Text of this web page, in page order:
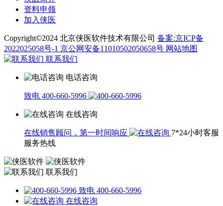
资料申领
加入侠医
Copyright©2024 北京侠医软件技术有限公司 备案:京ICP备
2022025058号-1 京公网安备11010502050658号 网站地图
联系我们
电话咨询
致电 400-660-5996
在线咨询
在线销售顾问，第一时间响应
7*24小时客服
服务热线
联系我们
致电 400-660-5996
在线咨询